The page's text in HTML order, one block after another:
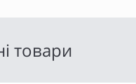
товари